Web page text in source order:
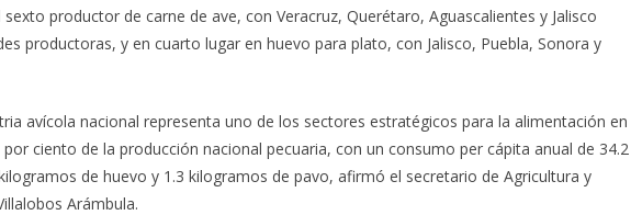
productor de carne de ave, con Veracruz, Querétaro, Aguascalientes y Jalisco
productoras, y en cuarto lugar en huevo para plato, con Jalisco, Puebla, Sonora y
avícola nacional representa uno de los sectores estratégicos para la alimentación en
ciento de la producción nacional pecuaria, con un consumo per cápita anual de 34.2
de huevo y 1.3 kilogramos de pavo, afirmó el secretario de Agricultura y
Arámbula.